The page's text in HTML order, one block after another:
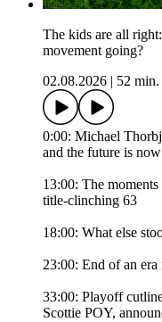
The kids are all
movement going?
02.08.2026
52 min.
0:00: Michael
and the future is now
13:00: The
title-clinching 63
18:00: What else
23:00: End of an
33:00: Playoff
Scottie POY,